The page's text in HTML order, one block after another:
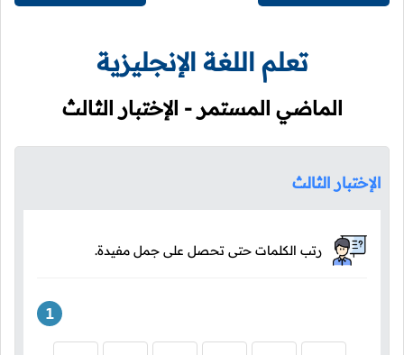
تعلم اللغة الإنجليزية
الماضي المستمر - الإختبار الثالث
الإختبار الثالث
رتب الكلمات حتى تحصل على جمل مفيدة.